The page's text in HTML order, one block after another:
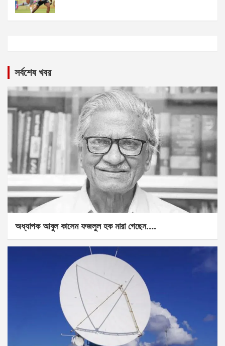
সর্বশেষ খবর
অধ্যাপক আবুল কাসেম ফজলুল হক মারা গেছেন….